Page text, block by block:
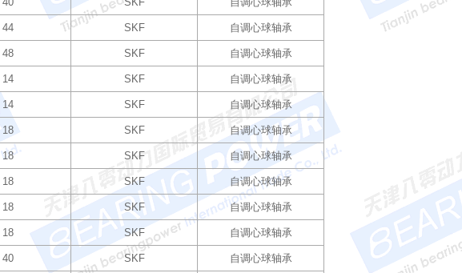
44 SKF 自调心球轴承
48 SKF 自调心球轴承
14 SKF 自调心球轴承
14 SKF 自调心球轴承
18 SKF 自调心球轴承
18 SKF 自调心球轴承
18 SKF 自调心球轴承
18 SKF 自调心球轴承
18 SKF 自调心球轴承
40 SKF 自调心球轴承